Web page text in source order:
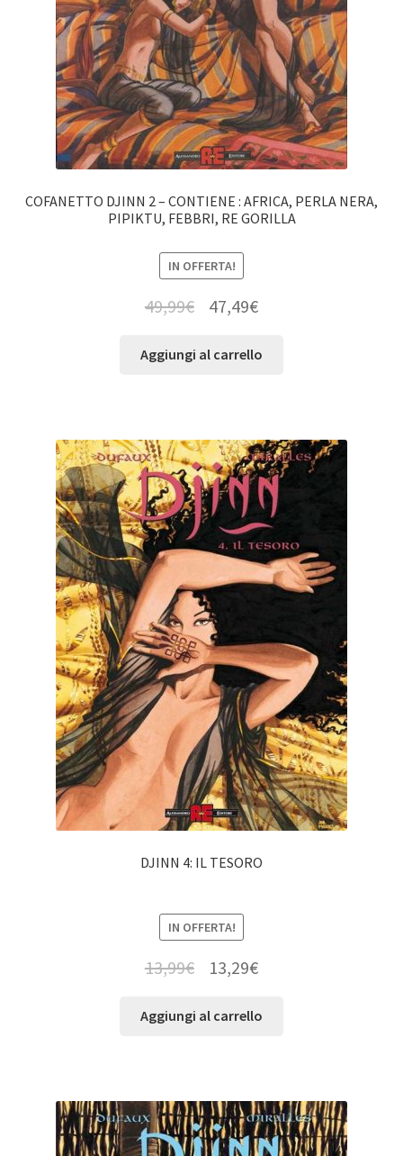
COFANETTO DJINN 2 – CONTIENE : AFRICA, PERLA NERA,
PIPIKTU, FEBBRI, RE GORILLA
IN OFFERTA!
49,99€ 47,49€
Aggiungi al carrello
DJINN 4: IL TESORO
IN OFFERTA!
13,99€ 13,29€
Aggiungi al carrello